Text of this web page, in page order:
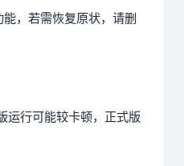
，若需恢复原状，请删
运行可能较卡顿，正式版